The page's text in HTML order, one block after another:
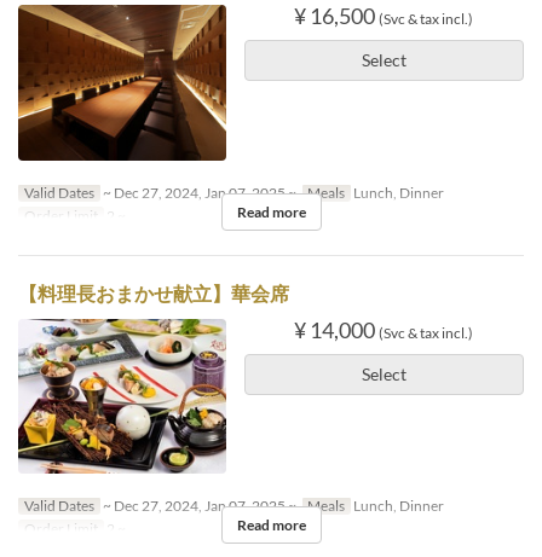
¥ 16,500 (Svc & tax incl.)
Select
Valid Dates ~ Dec 27, 2024, Jan 07, 2025 ~ Meals Lunch, Dinner
Order Limit
2 ~ Read more
【料理長おまかせ献立】華会席
¥ 14,000 (Svc & tax incl.)
Select
Valid Dates ~ Dec 27, 2024, Jan 07, 2025 ~ Meals Lunch, Dinner
Order Limit
2 ~ Read more